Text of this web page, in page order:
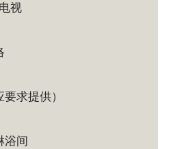
视
求提供）
浴间